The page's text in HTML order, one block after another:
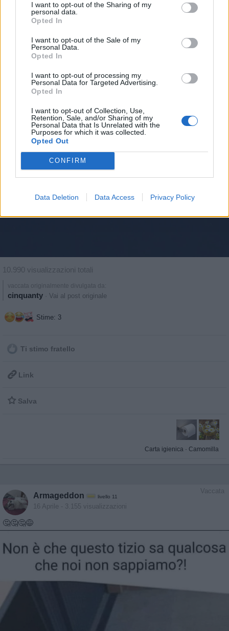
I want to opt-out of the Sharing of my
personal data.
Opted In
I want to opt-out of the Sale of my
Personal Data.
Opted In
I want to opt-out of processing my
Personal Data for Targeted Advertising.
Opted In
I want to opt-out of Collection, Use,
Retention, Sale, and/or Sharing of my
Personal Data that Is Unrelated with the
Purposes for which it was collected.
Opted Out
CONFIRM
Data Deletion Data Access Privacy Policy
10.990 visualizzazioni totali
vaccata originalmente divulgata da:
cinquanty Vai al post originale
Stime: 3
Ti stimo fratello
 Link
 Salva
Carta igienica · Camomilla
Vaccata
Armageddon livello 11
16 Aprile - 3.155 visualizzazioni
🤔🤔🤔😅